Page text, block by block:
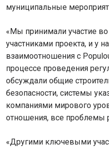
муниципальные
«Мы принимали участие во
участниками проекта, и у
взаимоотношения с
процессе проведения
обсуждали общие
безопасности, системы
компаниями мирового
отношения, все проблемы
«Другими ключевыми